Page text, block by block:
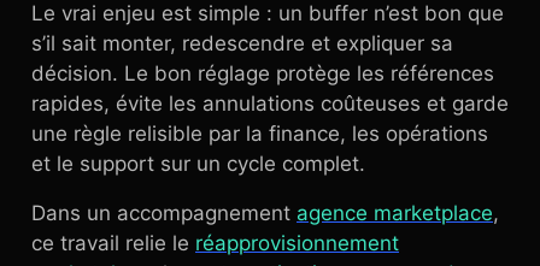
Le vrai enjeu est simple : un buffer n’est bon que
s’il sait monter, redescendre et expliquer sa
décision. Le bon réglage protège les références
rapides, évite les annulations coûteuses et garde
une règle relisible par la finance, les opérations
et le support sur un cycle complet.
Dans un accompagnement agence marketplace,
ce travail relie le réapprovisionnement